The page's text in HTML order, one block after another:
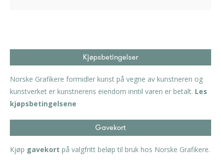
Kjøpsbetingelser
Norske Grafikere formidler kunst på vegne av kunstneren og
kunstverket er kunstnerens eiendom inntil varen er betalt. Les
kjøpsbetingelsene
Gavekort
Kjøp gavekort på valgfritt beløp til bruk hos Norske Grafikere.